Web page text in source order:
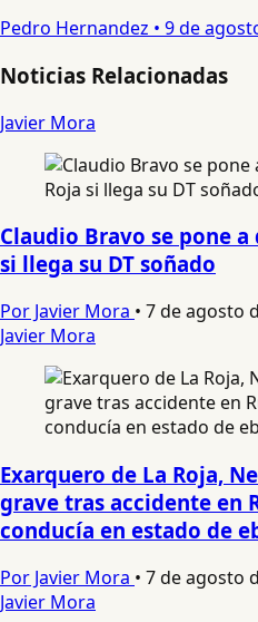
Pedro Hernandez • 9 de
Noticias Relacionadas
Javier Mora
Claudio Bravo se pone
si llega su DT soñado
Por Javier Mora • 7 de agosto
Javier Mora
Exarquero de La Roja,
grave tras accidente en
conducía en estado de
Por Javier Mora • 7 de agosto
Javier Mora